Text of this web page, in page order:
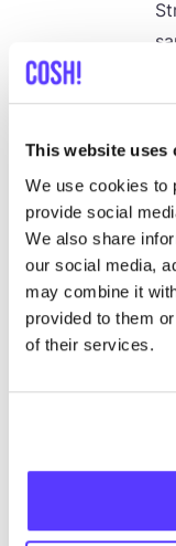
This website uses
We use cookies to
provide social
We also share
our social media,
may combine it
provided to them
of their services.
5